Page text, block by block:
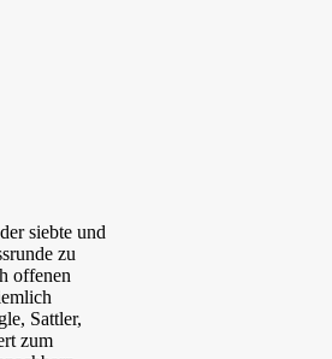
siebte und
zu
offenen
Sattler,
zum